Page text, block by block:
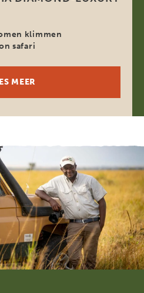
klimmen
safari
MEER